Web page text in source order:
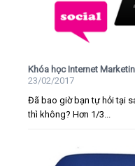
Khóa học Internet
23/02/2017
Đã bao giờ bạn tự hỏi tại
thì không? Hơn 1/3...